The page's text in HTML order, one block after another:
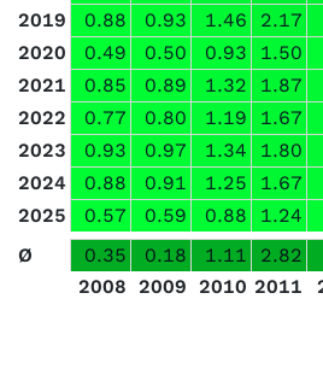
2019
0.88 0.93 1.46 2.17
2020
0.49 0.50 0.93 1.50
2021
0.85 0.89 1.32 1.87
2022
0.77 0.80 1.19 1.67
2023
0.93 0.97 1.34 1.80
2024
0.88 0.91 1.25 1.67
2025
0.57 0.59 0.88 1.24
Ø
0.35 0.18 1.11 2.82
2008 2009 2010 2011